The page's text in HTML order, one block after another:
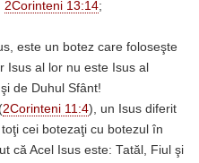
2Corinteni 13:14;
este un botez care foloseşte
Isus al lor nu este Isus al
de Duhul Sfânt!
(2Corinteni 11:4), un Isus diferit
cei botezaţi cu botezul în
că Acel Isus este: Tatăl, Fiul şi